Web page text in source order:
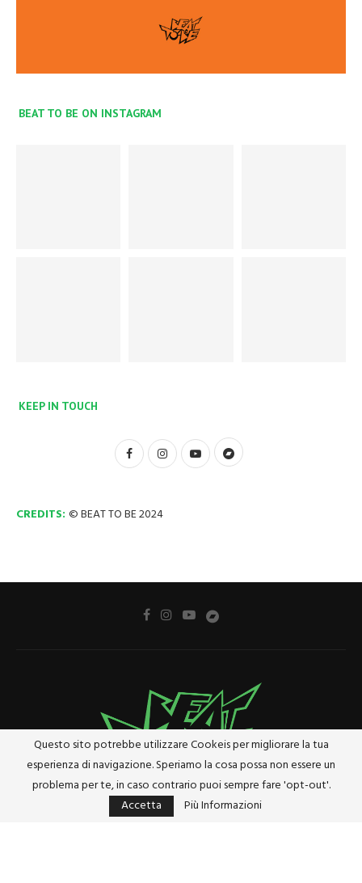
BEAT TO BE ON INSTAGRAM
KEEP IN TOUCH
CREDITS: © BEAT TO BE 2024
Cookie Policy
Questo sito potrebbe utilizzare Cookeis per migliorare la tua
esperienza di navigazione. Speriamo la cosa possa non essere un
problema per te, in caso contrario puoi sempre fare 'opt-out'.
Accetta
Più Informazioni